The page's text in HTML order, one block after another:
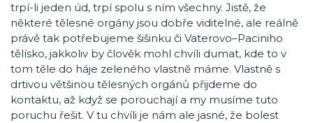
trpí-li jeden úd, trpí spolu s ním všechny. Jistě, že
některé tělesné orgány jsou dobře viditelné, ale reálně
právě tak potřebujeme šišinku či Vaterovo–Paciniho
tělísko, jakkoliv by člověk mohl chvíli dumat, kde to v
tom těle do háje zeleného vlastně máme. Vlastně s
drtivou většinou tělesných orgánů přijdeme do
kontaktu, až když se porouchají a my musíme tuto
poruchu řešit. V tu chvíli je nám ale jasné, že bolest